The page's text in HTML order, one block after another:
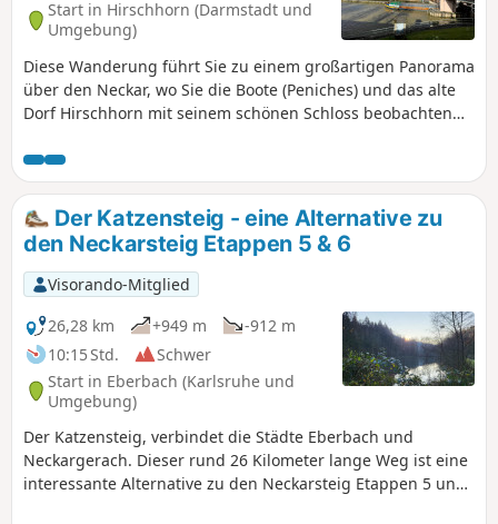
Start in Hirschhorn (Darmstadt und
Umgebung)
Diese Wanderung führt Sie zu einem großartigen Panorama
über den Neckar, wo Sie die Boote (Peniches) und das alte
Dorf Hirschhorn mit seinem schönen Schloss beobachten
die Aussicht genießen und ein Picknick machen können.
Der Katzensteig - eine Alternative zu
den Neckarsteig Etappen 5 & 6
Visorando-Mitglied
26,28 km
+949 m
-912 m
10:15 Std.
Schwer
Start in Eberbach (Karlsruhe und
Umgebung)
Der Katzensteig, verbindet die Städte Eberbach und
Neckargerach. Dieser rund 26 Kilometer lange Weg ist eine
interessante Alternative zu den Neckarsteig Etappen 5 und